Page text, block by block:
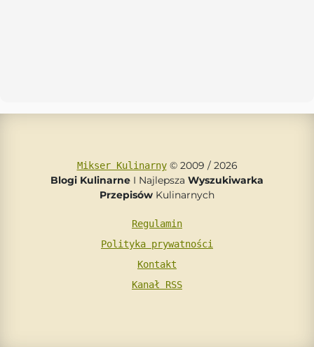
Mikser Kulinarny© 2009 / 2026
Blogi Kulinarne I Najlepsza Wyszukiwarka
Przepisów Kulinarnych
Regulamin
Polityka prywatności
Kontakt
Kanał RSS